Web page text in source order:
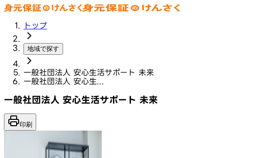
トップ
地域で探す
一般社団法人 安心生活サポート 未来
一般社団法人 安心生...
一般社団法人 安心生活サポート 未来
印刷